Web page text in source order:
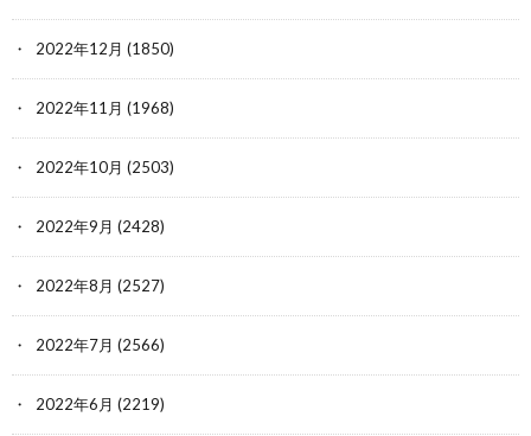
2022年12月 (1850)
2022年11月 (1968)
2022年10月 (2503)
2022年9月 (2428)
2022年8月 (2527)
2022年7月 (2566)
2022年6月 (2219)